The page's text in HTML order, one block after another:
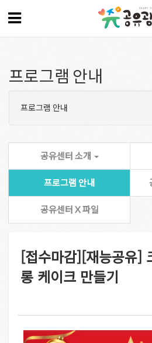
프로그램 안내
프로그램 안내
공유센터 소개
프로그램 안내
공유센터 X 파일
[접수마감][재능공유]
롱 케이크 만들기